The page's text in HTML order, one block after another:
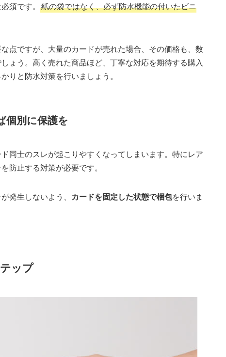
須です。 紙の袋ではなく、必ず防水機能の付いたビニ
点ですが、大量のカードが売れた場合、その価格も、数
ょう。高く売れた商品ほど、丁寧な対応を期待する購入
りと防水対策を行いましょう。
個別に保護を
同士のスレが起こりやすくなってしまいます。特にレア
防止する対策が必要です。
発生しないよう、 カードを固定した状態で梱包を行いま
ップ